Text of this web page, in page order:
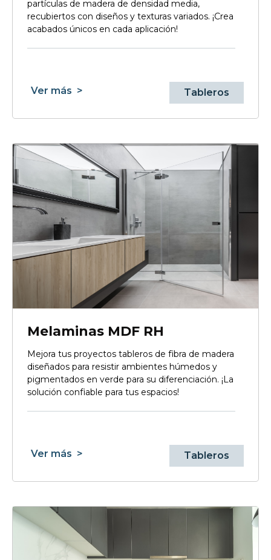
partículas de madera de densidad media,
recubiertos con diseños y texturas variados. ¡Crea
acabados únicos en cada aplicación!
Ver más > Tableros
Melaminas MDF RH
Mejora tus proyectos tableros de fibra de madera
diseñados para resistir ambientes húmedos y
pigmentados en verde para su diferenciación. ¡La
solución confiable para tus espacios!
Ver más > Tableros